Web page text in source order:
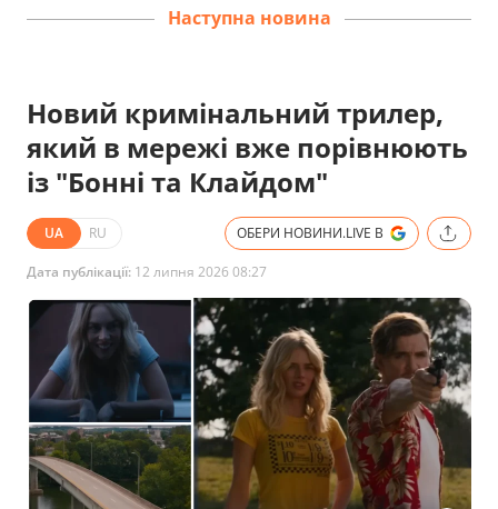
Наступна новина
Новий кримінальний трилер,
який в мережі вже порівнюють
із "Бонні та Клайдом"
UA RU ОБЕРИ НОВИНИ.LIVE В
Дата публікації: 12 липня 2026 08:27